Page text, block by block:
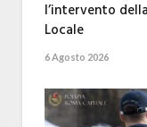
l’intervento
Locale
6 Agosto 2026